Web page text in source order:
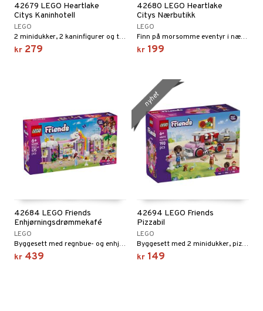
42679 LEGO Heartlake
Citys Kaninhotell
LEGO
2 minidukker, 2 kaninfigurer og tilbehør med gulrottema.
kr 279
42680 LEGO Heartlake
Citys Nærbutikk
LEGO
Finn på morsomme eventyr i nærbutikken!
kr 199
42684 LEGO Friends
Enhjørningsdrømmekafé
LEGO
Byggesett med regnbue- og enhjørningstema.
kr 439
42694 LEGO Friends
Pizzabil
LEGO
Byggesett med 2 minidukker, pizzaovn, pizzatoppinger og hundefigur.
kr 149
nyhet